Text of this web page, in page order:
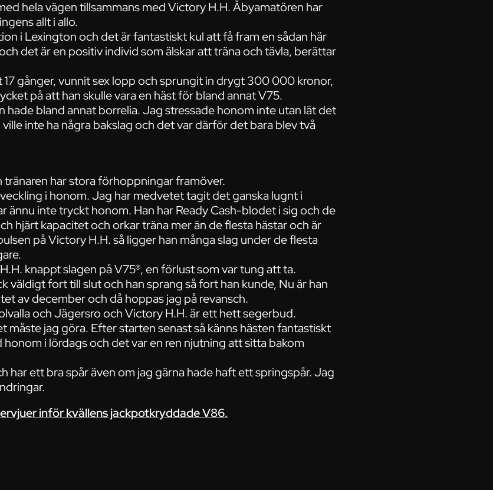
hela vägen tillsammans med Victory H.H. Åbyamatören har
allt i allo.
i Lexington och det är fantastiskt kul att få fram en sådan här
det är en positiv individ som älskar att träna och tävla, berättar
gånger, vunnit sex lopp och sprungit in drygt 300 000 kronor,
på att han skulle vara en häst för bland annat V75.
hade bland annat borrelia. Jag stressade honom inte utan lät det
inte ha några bakslag och det var därför det bara blev två
har stora förhoppningar framöver.
i honom. Jag har medvetet tagit det ganska lugnt i
ännu inte tryckt honom. Han har Ready Cash-blodet i sig och de
hjärt kapacitet och orkar träna mer än de flesta hästar och är
på Victory H.H. så ligger han många slag under de flesta
knappt slagen på V75®, en förlust som var tung att ta.
väldigt fort till slut och han sprang så fort han kunde, Nu är han
av december och då hoppas jag på revansch.
och Jägersro och Victory H.H. är ett hett segerbud.
måste jag göra. Efter starten senast så känns hästen fantastiskt
i lördags och det var en ren njutning att sitta bakom
har ett bra spår även om jag gärna hade haft ett springspår. Jag
inför kvällens jackpotkryddade V86.